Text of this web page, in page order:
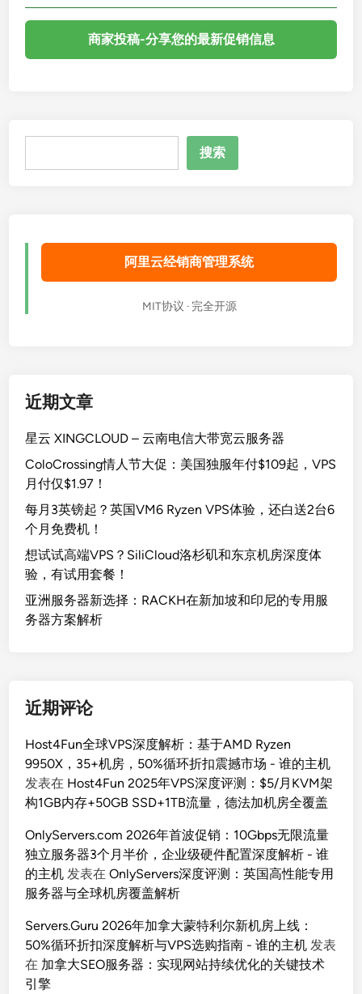
商家投稿-分享您的最新促销信息
搜索
阿里云经销商管理系统
MIT协议 · 完全开源
近期文章
星云 XINGCLOUD – 云南电信大带宽云服务器
ColoCrossing情人节大促：美国独服年付$109起，VPS
月付仅$1.97！
每月3英镑起？英国VM6 Ryzen VPS体验，还白送2台6
个月免费机！
想试试高端VPS？SiliCloud洛杉矶和东京机房深度体
验，有试用套餐！
亚洲服务器新选择：RACKH在新加坡和印尼的专用服
务器方案解析
近期评论
Host4Fun全球VPS深度解析：基于AMD Ryzen
9950X，35+机房，50%循环折扣震撼市场 - 谁的主机
发表在 Host4Fun 2025年VPS深度评测：$5/月KVM架
构1GB内存+50GB SSD+1TB流量，德法加机房全覆盖
OnlyServers.com 2026年首波促销：10Gbps无限流量
独立服务器3个月半价，企业级硬件配置深度解析 - 谁
的主机 发表在OnlyServers深度评测：英国高性能专用
服务器与全球机房覆盖解析
Servers.Guru 2026年加拿大蒙特利尔新机房上线：
50%循环折扣深度解析与VPS选购指南 - 谁的主机 发表
在 加拿大SEO服务器：实现网站持续优化的关键技术
引擎